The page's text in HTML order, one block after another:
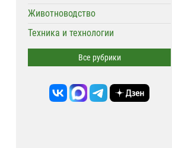
Животноводство
Техника и технологии
Все рубрики